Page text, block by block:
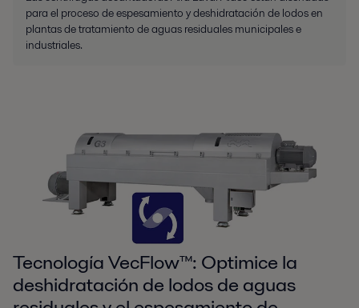
para el proceso de espesamiento y deshidratación de lodos en
plantas de tratamiento de aguas residuales municipales e
industriales.
Tecnología VecFlow™: Optimice la
deshidratación de lodos de aguas